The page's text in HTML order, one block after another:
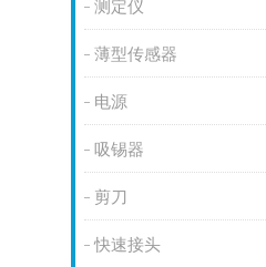
测定仪
薄型传感器
电源
吸锡器
剪刀
快速接头